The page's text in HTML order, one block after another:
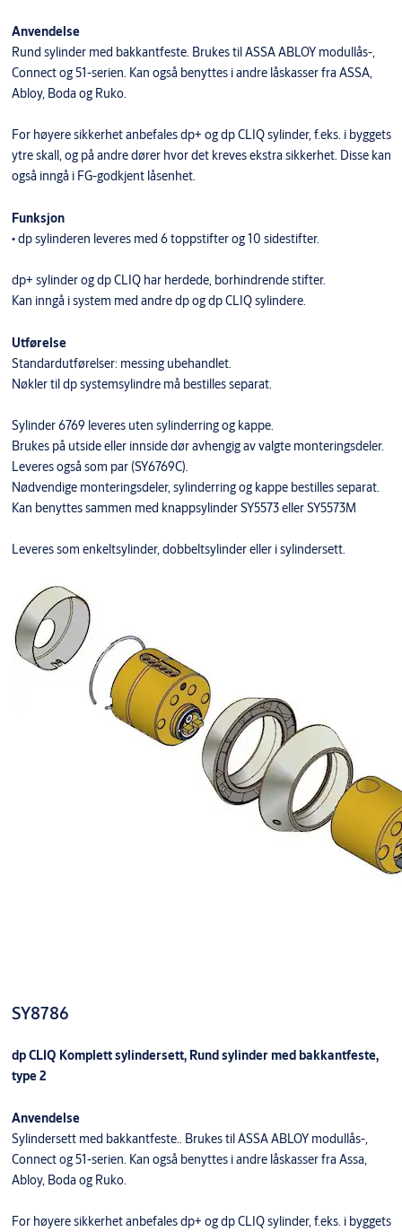
Anvendelse
Rund sylinder med bakkantfeste. Brukes til ASSA ABLOY modullås-,
Connect og 51-serien. Kan også benyttes i andre låskasser fra ASSA,
Abloy, Boda og Ruko.
For høyere sikkerhet anbefales dp+ og dp CLIQ sylinder, f.eks. i byggets
ytre skall, og på andre dører hvor det kreves ekstra sikkerhet. Disse kan
også inngå i FG-godkjent låsenhet.
Funksjon
• dp sylinderen leveres med 6 toppstifter og 10 sidestifter.
dp+ sylinder og dp CLIQ har herdede, borhindrende stifter.
Kan inngå i system med andre dp og dp CLIQ sylindere.
Utførelse
Standardutførelser: messing ubehandlet.
Nøkler til dp systemsylindre må bestilles separat.
Sylinder 6769 leveres uten sylinderring og kappe.
Brukes på utside eller innside dør avhengig av valgte monteringsdeler.
Leveres også som par (SY6769C).
Nødvendige monteringsdeler, sylinderring og kappe bestilles separat.
Kan benyttes sammen med knappsylinder SY5573 eller SY5573M
Leveres som enkeltsylinder, dobbeltsylinder eller i sylindersett.
SY8786
dp CLIQ Komplett sylindersett, Rund sylinder med bakkantfeste,
type 2
Anvendelse
Sylindersett med bakkantfeste.. Brukes til ASSA ABLOY modullås-,
Connect og 51-serien. Kan også benyttes i andre låskasser fra Assa,
Abloy, Boda og Ruko.
For høyere sikkerhet anbefales dp+ og dp CLIQ sylinder, f.eks. i byggets